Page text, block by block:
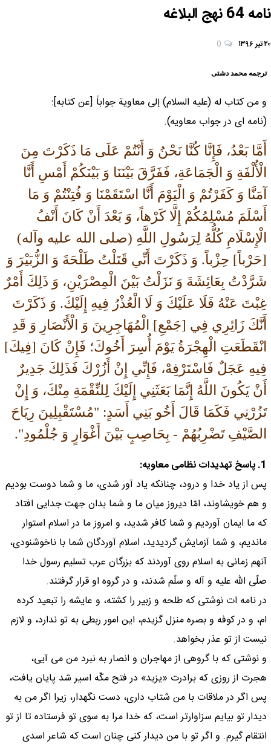
نامه 64 نهج البلاغه
۲۰ تیر ۱۳۹۶ 0
ترجمه محمد دشتی
و من كتاب له (علیه السلام) إلى معاوية جواباً [عن كتابه]:
(نامه اى در جواب معاويه).
أَمَّا بَعْدُ، فَإِنَّا كُنَّا نَحْنُ وَ أَنْتُمْ عَلَى مَا ذَكَرْتَ مِنَ
الْأُلْفَةِ وَ الْجَمَاعَةِ، فَفَرَّقَ بَيْنَنَا وَ بَيْنَكُمْ أَمْسِ أَنَّا
آمَنَّا وَ كَفَرْتُمْ وَ الْيَوْمَ أَنَّا اسْتَقَمْنَا وَ فُتِنْتُمْ وَ مَا
أَسْلَمَ مُسْلِمُكُمْ إِلَّا كَرْهاً، وَ بَعْدَ أَنْ كَانَ أَنْفُ
الْإِسْلَامِ كُلُّهُ لِرَسُولِ اللَّهِ (صلی الله علیه وآله)
[حَرْباً] حِزْباً. وَ ذَكَرْتَ أَنِّي قَتَلْتُ طَلْحَةَ وَ الزُّبَيْرَ وَ
شَرَّدْتُ بِعَائِشَةَ وَ نَزَلْتُ بَيْنَ الْمِصْرَيْنِ، وَ ذَلِكَ أَمْرٌ
غِبْتَ عَنْهُ فَلَا عَلَيْكَ وَ لَا الْعُذْرُ فِيهِ إِلَيْكَ. وَ ذَكَرْتَ
أَنَّكَ زَائِرِي فِي [جَمْعِ] الْمُهَاجِرِينَ وَ الْأَنْصَارِ وَ قَدِ
انْقَطَعَتِ الْهِجْرَةُ يَوْمَ أُسِرَ أَخُوكَ؛ فَإِنْ كَانَ [فِيكَ]
فِيهِ عَجَلٌ فَاسْتَرْفِهْ، فَإِنِّي إِنْ أَزُرْكَ فَذَلِكَ جَدِيرٌ
أَنْ يَكُونَ اللَّهُ إِنَّمَا بَعَثَنِي إِلَيْكَ لِلنِّقْمَةِ مِنْكَ، وَ إِنْ
تَزُرْنِي فَكَمَا قَالَ أَخُو بَنِي أَسَدٍ: "مُسْتَقْبِلِينَ رِيَاحَ
الصَّيْفِ تَضْرِبُهُمْ - بِحَاصِبٍ بَيْنَ أَغْوَارٍ وَ جُلْمُودِ".
1. پاسخ تهديدات نظامى معاويه:
پس از ياد خدا و درود، چنانكه ياد آور شدى، ما و شما دوست بوديم
و هم خويشاوند، امّا ديروز ميان ما و شما بدان جهت جدايى افتاد
كه ما ايمان آورديم و شما كافر شديد، و امروز ما در اسلام استوار
مانديم، و شما آزمايش گرديديد، اسلام آوردگان شما با ناخوشنودى،
آنهم زمانى به اسلام روى آوردند كه بزرگان عرب تسليم رسول خدا
صلّى اللّه عليه و آله و سلّم شدند، و در گروه او قرار گرفتند.
در نامه ات نوشتى كه طلحه و زبير را كشته، و عايشه را تبعيد كرده
ام، و در كوفه و بصره منزل گزيدم، اين امور ربطى به تو ندارد، و لازم
نيست از تو عذر بخواهد.
و نوشتى كه با گروهى از مهاجران و انصار به نبرد من مى آيى،
هجرت از روزى كه برادرت «يزيد» در فتح مكّه اسير شد پايان يافت،
پس اگر در ملاقات با من شتاب دارى، دست نگهدار، زيرا اگر من به
ديدار تو بيايم سزاوارتر است، كه خدا مرا به سوى تو فرستاده تا از تو
انتقام گيرم. و اگر تو با من ديدار كنى چنان است كه شاعر اسدى